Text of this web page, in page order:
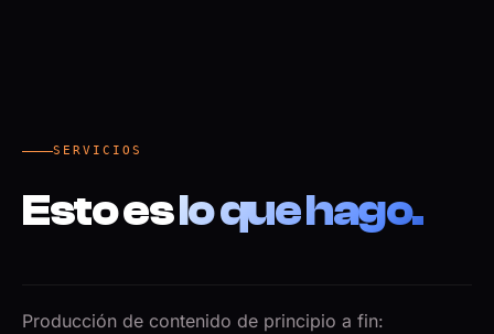
SERVICIOS
Esto eslo que hago.
Producción de contenido de principio a fin: